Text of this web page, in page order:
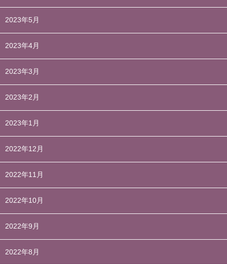
2023年5月
2023年4月
2023年3月
2023年2月
2023年1月
2022年12月
2022年11月
2022年10月
2022年9月
2022年8月